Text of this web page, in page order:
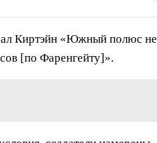
Киртэйн «Южный полюс не
[по Фаренгейту]».